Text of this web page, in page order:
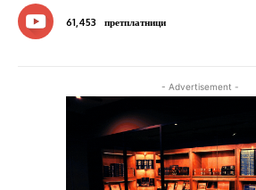
61,453 претплатници
- Advertisement -